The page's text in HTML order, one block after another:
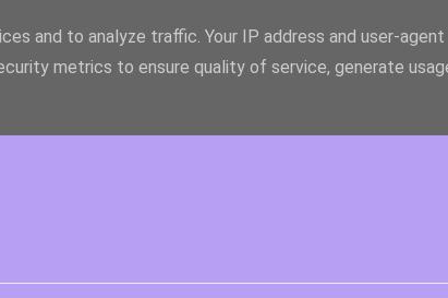
and to analyze traffic. Your IP address and user-agent
metrics to ensure quality of service, generate